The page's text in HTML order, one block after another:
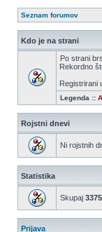
Seznam forumov
Kdo je na strani
Po strani
Rekordno
Registrirani
Legenda ::
Rojstni dnevi
Ni rojstnih
Statistika
Skupaj
Prijava